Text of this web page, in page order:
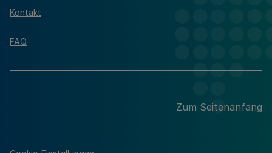
Kontakt
FAQ
Zum Seitenanfang